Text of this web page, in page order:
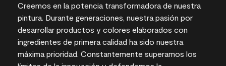
Creemos en la potencia transformadora de nuestra
pintura. Durante generaciones, nuestra pasión por
desarrollar productos y colores elaborados con
ingredientes de primera calidad ha sido nuestra
máxima prioridad. Constantemente superamos los